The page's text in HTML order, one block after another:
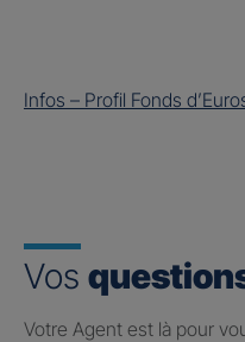
Infos – Profil Fonds
Vos
Votre Agent est là pour